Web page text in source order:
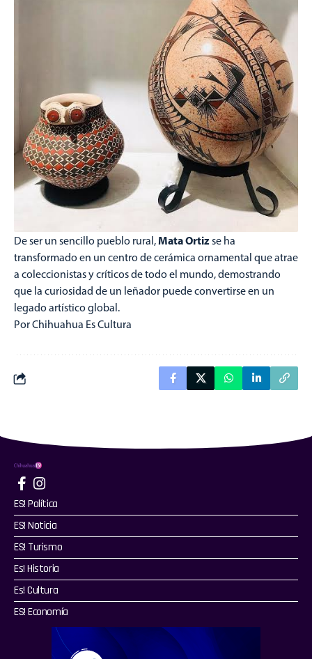
De ser un sencillo pueblo rural,Mata Ortizse ha
transformado en un centro de cerámica ornamental que atrae
a coleccionistas y críticos de todo el mundo, demostrando
que la curiosidad de un leñador puede convertirse en un
legado artístico global.
Por Chihuahua Es Cultura
ES! Política
ES! Noticia
ES! Turismo
Es! Historia
Es! Cultura
ES! Economía